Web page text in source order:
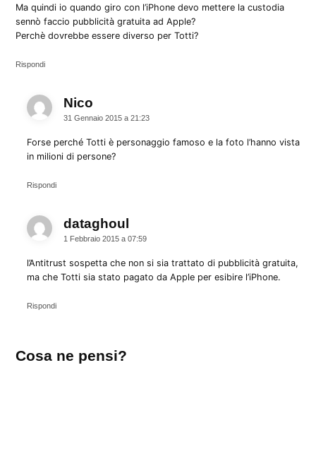
Ma quindi io quando giro con l’iPhone devo mettere la custodia
sennò faccio pubblicità gratuita ad Apple?
Perchè dovrebbe essere diverso per Totti?
Rispondi
Nico
31 Gennaio 2015 a 21:23
Forse perché Totti è personaggio famoso e la foto l’hanno vista
in milioni di persone?
Rispondi
dataghoul
1 Febbraio 2015 a 07:59
l’Antitrust sospetta che non si sia trattato di pubblicità gratuita,
ma che Totti sia stato pagato da Apple per esibire l’iPhone.
Rispondi
un
Cosa ne pensi?